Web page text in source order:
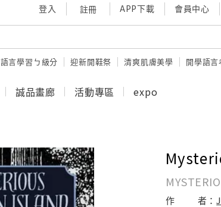
登入 註冊 APP下載 會員中心
語言學習ㄅ級分 迎新開鞋祭 清爽肌膚美學 開學語
誠品畫廊 活動專區 expo
作 者：